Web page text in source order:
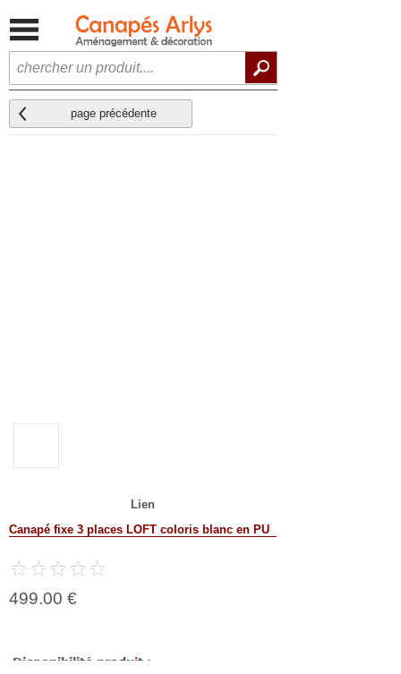
page précédente
Lien
Canapé fixe 3 places LOFT coloris blanc en PU
499.00 €